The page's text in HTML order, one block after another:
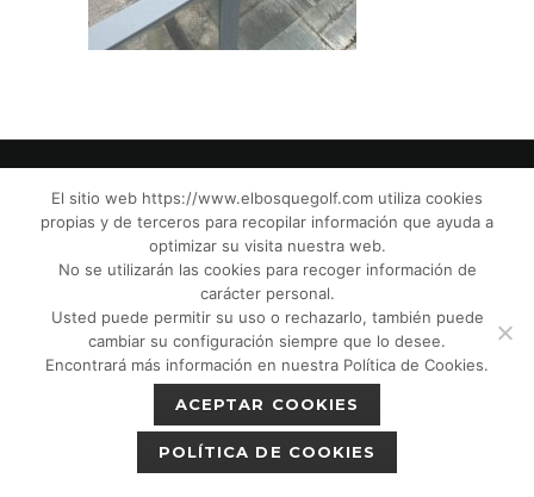
© El Bosque Club de Golf |Aviso Legal|
Política de Privacidad| Política de Cookies
Política de devoluciones|
Protección de Menores CPM”|
El sitio web https://www.elbosquegolf.com utiliza cookies
propias y de terceros para recopilar información que ayuda a
optimizar su visita nuestra web.
No se utilizarán las cookies para recoger información de
carácter personal.
Usted puede permitir su uso o rechazarlo, también puede
cambiar su configuración siempre que lo desee.
Encontrará más información en nuestra Política de Cookies.
ACEPTAR COOKIES
POLÍTICA DE COOKIES